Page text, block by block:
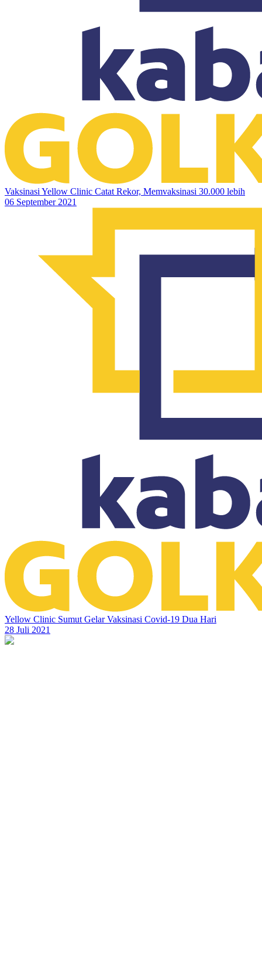
Vaksinasi Yellow Clinic Catat Rekor, Memvaksinasi 30.000 lebih
06 September 2021
Yellow Clinic Sumut Gelar Vaksinasi Covid-19 Dua Hari
28 Juli 2021